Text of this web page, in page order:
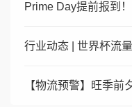
Prime Day提前报到